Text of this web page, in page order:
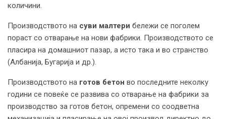
количини.
Производството на суви малтери бележи се поголем
пораст со отварање на нови фабрики. Производството се
пласира на домашниот пазар, а исто така и во странство
(Албанија, Бугарија и др.).
Производството на готов бетон во последните неколку
години се повеќе се развива со отварање на фабрики за
производство за готов бетон, опремени со соодветна